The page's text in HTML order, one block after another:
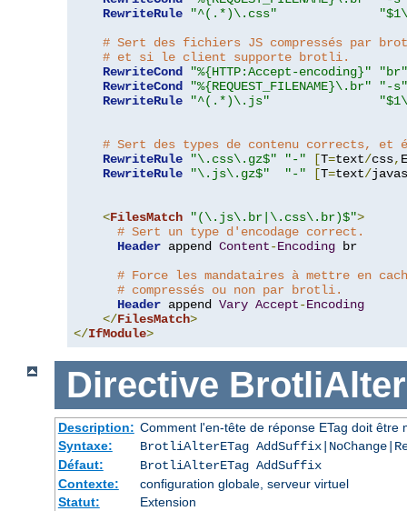
RewriteRule
"^(.*)\.css"
# Sert des fichiers JS compressés par
# et si le client supporte brotli.
RewriteCond
"%{HTTP:Accept-encoding}"
"br"
RewriteCond
"%{REQUEST_FILENAME}\.br"
"-s"
RewriteRule
"^(.*)\.js"
# Sert des types de contenu corrects, et
RewriteRule
"\.css\.gz$" "-" [T=text/css, E
RewriteRule
"\.js\.gz$" "-" [T=text/
<FilesMatch "(\.js\.br|\.css\.br)$">
# Sert un type d'encodage correct.
Header append Content-Encoding br
# Force les mandataires à mettre en
# compressés ou non par brotli.
Header append Vary Accept-Encoding
</FilesMatch>
</IfModule>
Directive
Description: Comment l'en-tête de réponse ETag doit être
Syntaxe:
BrotliAlterETag
Défaut:
BrotliAlterETag AddSuffix
Contexte:
configuration globale, serveur virtuel
Statut:
Extension